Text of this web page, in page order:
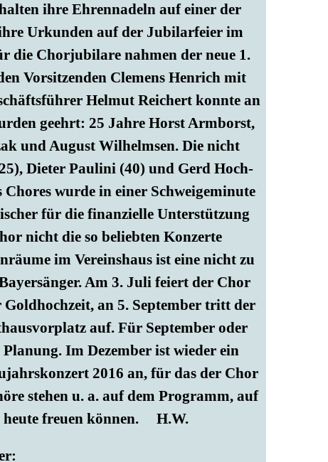
ihre Ehrennadeln auf einer der
Urkunden auf der Jubilarfeier im
die Chorjubilare nahmen der neue 1.
Vorsitzenden Clemens Henrich mit
Helmut Reichert konnte an
geehrt: 25 Jahre Horst Armborst,
und August Wilhelmsen. Die nicht
Dieter Paulini (40) und Gerd Hoch-
wurde in einer Schweigeminute
für die finanzielle Unterstützung
nicht die so beliebten Konzerte
im Vereinshaus ist eine nicht zu
Am 3. Juli feiert der Chor
an 5. September tritt der
auf. Für September oder
Im Dezember ist wieder ein
2016 an, für das der Chor
stehen u. a. auf dem Programm, auf
heute freuen können. H.W.